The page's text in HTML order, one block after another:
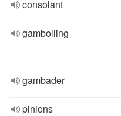
consolant
gambolling
gambader
pinions